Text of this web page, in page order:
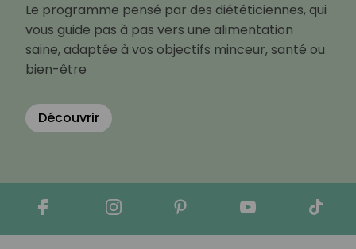
Le programme pensé par des diététiciennes, qui
vous guide pas à pas vers une alimentation
saine, adaptée à vos objectifs minceur, santé ou
bien-être
Découvrir